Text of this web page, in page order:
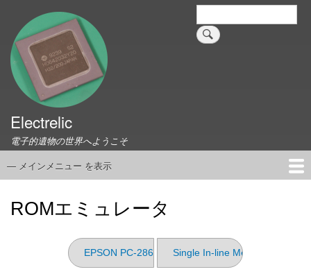
検
索
Electrelic
電子的遺物の世界へようこそ
メ
— メインメニュー を表示
ROMエミュレータ
EPSON PC-286NOTE FSingle In-line Memory Module